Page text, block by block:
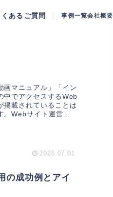
くあるご質問 事例一覧会社概要
画マニュアル」「イン
中でアクセスするWeb
掲載されていることは
。Webサイト運営...
2026.07.01
の成功例とアイ